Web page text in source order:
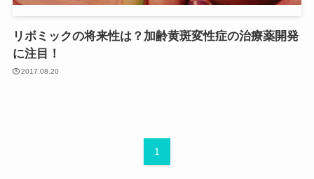
リボミックの将来性は？加齢黄斑変性症の治療薬開発
に注目！
2017.08.20
1